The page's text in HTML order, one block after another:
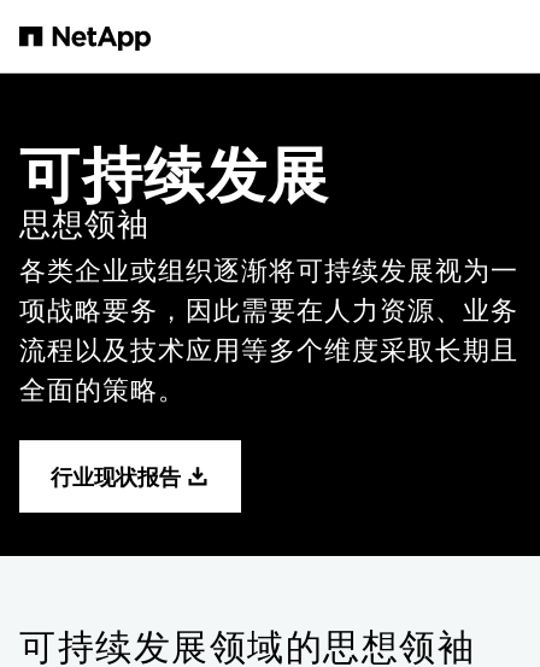
可持续发展
思想领袖
各类企业或组织逐渐将可持续发展视为一
项战略要务，因此需要在人力资源、业务
流程以及技术应用等多个维度采取长期且
全面的策略。
行业现状报告
可持续发展领域的思想领袖